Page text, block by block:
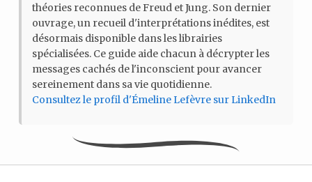
théories reconnues de Freud et Jung. Son dernier
ouvrage, un recueil d'interprétations inédites, est
désormais disponible dans les librairies
spécialisées. Ce guide aide chacun à décrypter les
messages cachés de l'inconscient pour avancer
sereinement dans sa vie quotidienne.
Consultez le profil d'Émeline Lefèvre sur LinkedIn